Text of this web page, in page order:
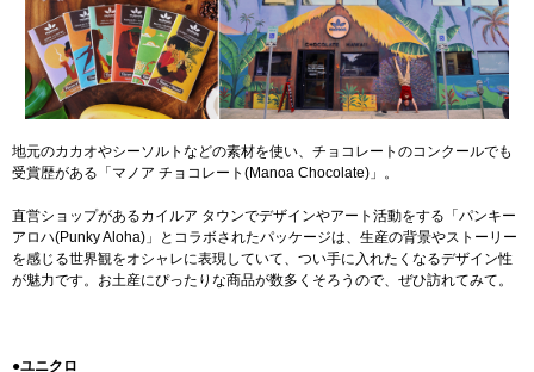
地元のカカオやシーソルトなどの素材を使い、チョコレートのコンクールでも
受賞歴がある「マノア チョコレート(Manoa Chocolate)」。
直営ショップがあるカイルア タウンでデザインやアート活動をする「パンキー
アロハ(Punky Aloha)」とコラボされたパッケージは、生産の背景やストーリー
を感じる世界観をオシャレに表現していて、つい手に入れたくなるデザイン性
が魅力です。お土産にぴったりな商品が数多くそろうので、ぜひ訪れてみて。
●ユニクロ